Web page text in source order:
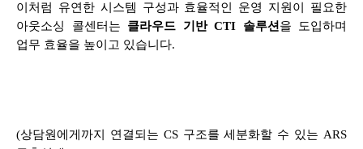
이처럼 유연한 시스템 구성과 효율적인 운영 지원이 필요한
아웃소싱 콜센터는 클라우드 기반 CTI 솔루션 을 도입하며
업무 효율을 높이고 있습니다.
(상담원에게까지 연결되는 CS 구조를 세분화할 수 있는 ARS